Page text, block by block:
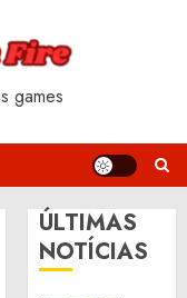
games
ÚLTIMAS
NOTÍCIAS